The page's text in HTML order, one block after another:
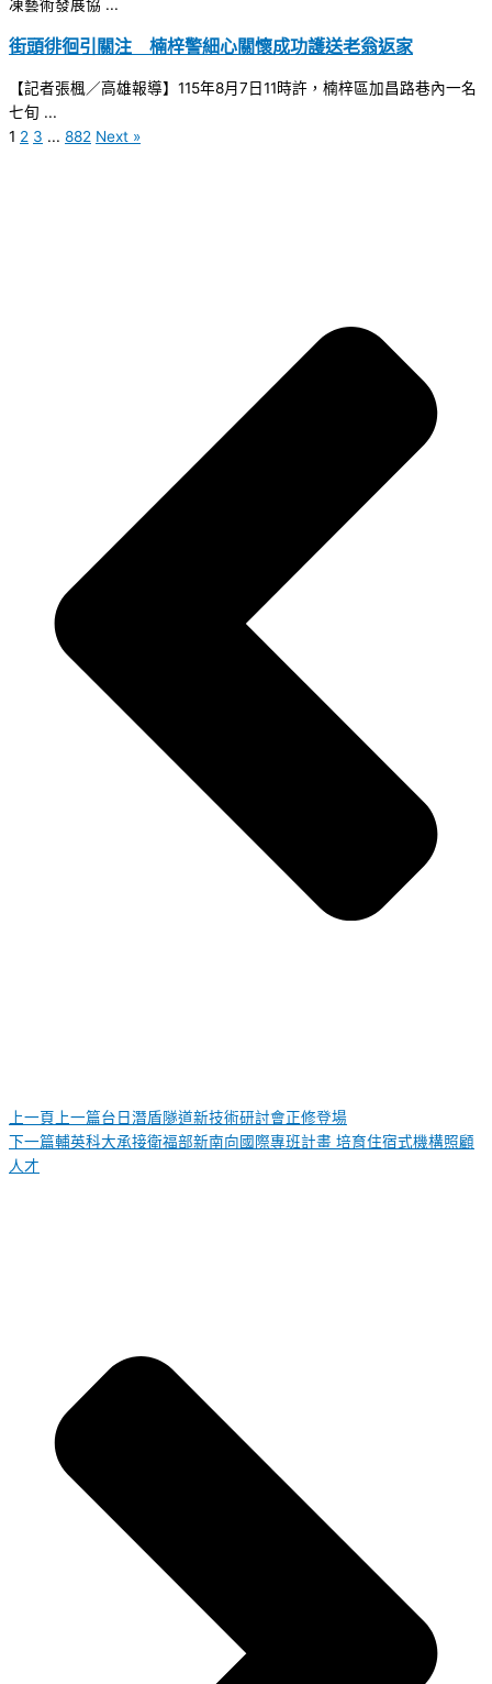
凍藝術發展協 ...
街頭徘徊引關注 楠梓警細心關懷成功護送老翁返家
【記者張楓／高雄報導】115年8月7日11時許，楠梓區加昌路巷內一名
七旬 ...
1 2 3 ... 882 Next »
上一頁 上一篇台日潛盾隧道新技術研討會正修登場
下一篇輔英科大承接衛福部新南向國際專班計畫 培育住宿式機構照顧
人才